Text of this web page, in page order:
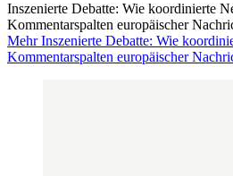
Inszenierte Debatte: Wie koordinierte
Kommentarspalten europäischer
Mehr Inszenierte Debatte: Wie
Kommentarspalten europäischer